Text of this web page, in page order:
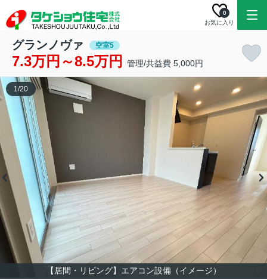
お気に入り
0
グランノヴァ 空室5
7.3万円～8.5万円 管理/共益費 5,000円
【居間・リビング】エアコン設備（イメージ）
1/20